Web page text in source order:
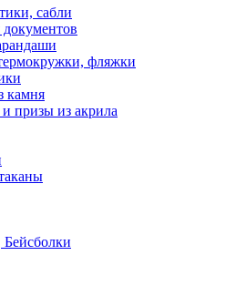
сабли
фляжки
камня
призы из акрила